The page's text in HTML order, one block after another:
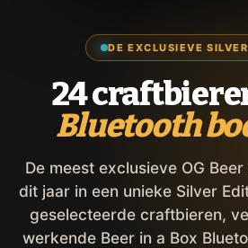
DE EXCLUSIEVE
24
Bluetooth
De meest exclusieve OG
dit jaar in een unieke Silver
geselecteerde craftbieren,
werkende Beer in a Box